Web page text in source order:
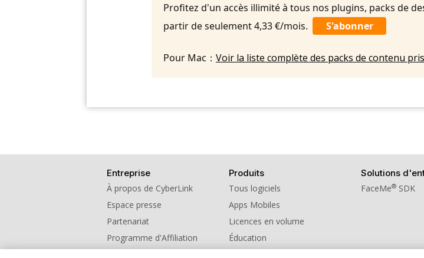
Profitez d'un accès illimité à tous nos plugins, packs de
partir de seulement 4,33 €/mois.
S'abonner
Pour Mac： Voir la liste complète des packs de contenu
Entreprise
À propos de CyberLink
Espace presse
Partenariat
Programme d'Affiliation
Produits
Tous logiciels
Apps Mobiles
Licences en volume
Éducation
Solutions
FaceMe®SDK